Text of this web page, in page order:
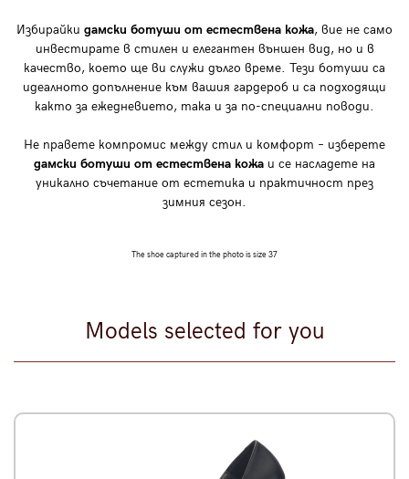
Избирайки дамски ботуши от естествена кожа, вие не само
инвестирате в стилен и елегантен външен вид, но и в
качество, което ще ви служи дълго време. Тези ботуши са
идеалното допълнение към вашия гардероб и са подходящи
както за ежедневието, така и за по-специални поводи.
Не правете компромис между стил и комфорт – изберете
дамски ботуши от естествена кожа и се насладете на
уникално съчетание от естетика и практичност през
зимния сезон.
The shoe captured in the photo is size 37
Models selected for you